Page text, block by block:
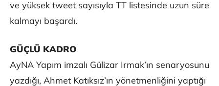
ve yüksek tweet sayısıyla TT listesinde uzun süre
kalmayı başardı.
GÜÇLÜ KADRO
AyNA Yapım imzalı Gülizar Irmak’ın senaryosunu
yazdığı, Ahmet Katıksız’ın yönetmenliğini yaptığı